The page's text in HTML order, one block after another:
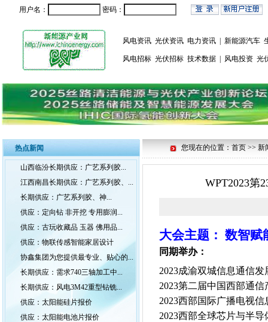
用户名： 密码：
风电资讯 光伏资讯 电力资讯 新能源汽车
风电招标 光伏招标 技术数据 风电投资 光
热点新闻
山西临汾长期供应：广艺系列胶...
江西南昌长期供应：广艺系列胶、...
长期供应：广艺系列胶、神...
供应：定向钻 非开挖 专用膨润...
供应：古玩收藏品 玉器 佛用品...
供应：物联传感智能家居设计
协鑫集团为您提供最专业、贴心的...
长期供应：需求740三轴加工中...
长期供应：风电3M42重型钻铣...
供应：太阳能硅片报价
供应：太阳能电池片报价
您现在的位置：首页 >> 新
WPT2023第
大会主题： 数智
同期举办：
2023成渝双城信息通信发
2023第二届中国西部通信
2023西部国际广播电视
2023西部全球芯片与半